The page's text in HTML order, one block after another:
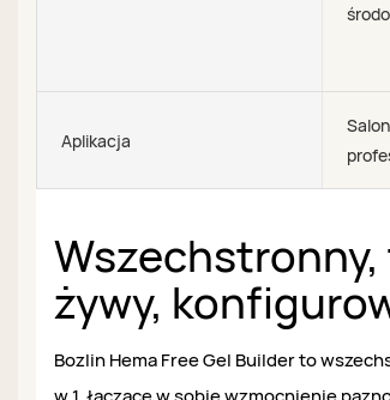
Aplikacja
Wszechstronny,
żywy,
Bozlin Hema Free Gel Builder to